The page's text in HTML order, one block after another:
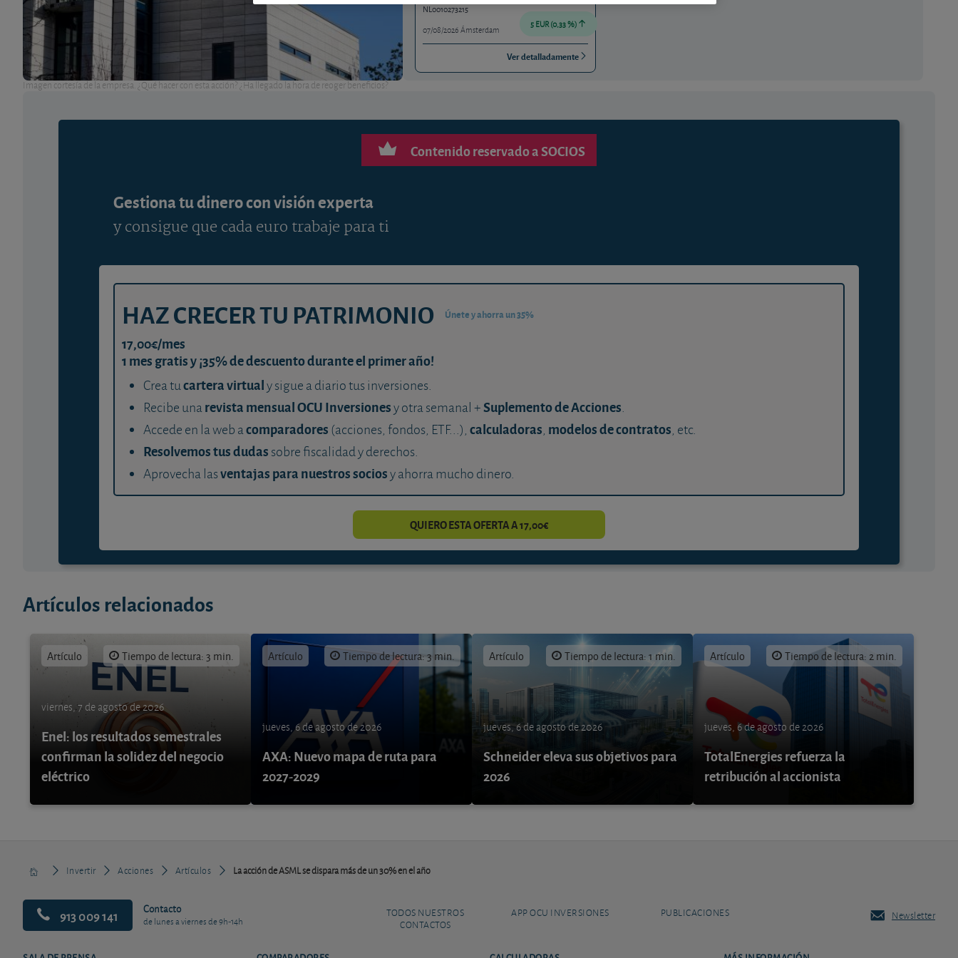
Imagen cortesía de la empresa. ¿Qué hacer con esta acción? ¿Ha llegado la hora de reoger beneficios?
NL0010273215
07/08/2026 Ámsterdam
5 EUR (0,33 %)
Ver detalladamente
Contenido reservado a SOCIOS
Gestiona tu dinero con visión experta
y consigue que cada euro trabaje para ti
HAZ CRECER TU PATRIMONIO Únete y ahorra un 35%
17,00€/mes
1 mes gratis y ¡35% de descuento durante el primer año!
Crea tucartera virtualy sigue a diario tus inversiones.
Recibe unarevista mensual OCU Inversionesy otra semanal +Suplemento de Acciones.
Accede en la web acomparadores (acciones, fondos, ETF...), calculadoras, modelos de contratos, etc.
Resolvemos tus dudas sobre fiscalidad y derechos.
Aprovecha lasventajas para nuestros sociosy ahorra mucho dinero.
QUIERO ESTA OFERTA A 17,00€
Artículos relacionados
Artículo Tiempo de lectura: 3 min.
viernes, 7 de agosto de 2026
Enel: los resultados semestrales
confirman la solidez del negocio
eléctrico
Artículo Tiempo de lectura: 3 min.
jueves, 6 de agosto de 2026
AXA: Nuevo mapa de ruta para
2027-2029
Artículo Tiempo de lectura: 1 min.
jueves, 6 de agosto de 2026
Schneider eleva sus objetivos para
2026
Artículo Tiempo de lectura: 2 min.
jueves, 6 de agosto de 2026
TotalEnergies refuerza la
retribución al accionista
Invertir Acciones Artículos La acción de ASML se dispara más de un 30% en el año
913 009 141 Contacto
de lunes a viernes de 9h-14h
TODOS NUESTROS
CONTACTOS
APP OCU INVERSIONES PUBLICACIONES Newsletter